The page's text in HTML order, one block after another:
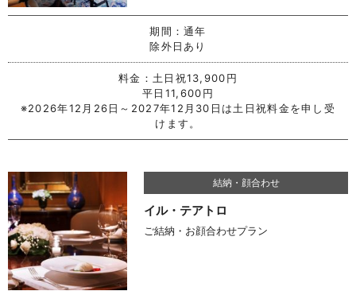
期間：通年
除外日あり
料金： 土日祝13,900円
平日11,600円
※2026年12月26日～2027年12月30日は土日祝料金を申し受
けます。
結納・顔合わせ
イル・テアトロ
ご結納・お顔合わせプラン